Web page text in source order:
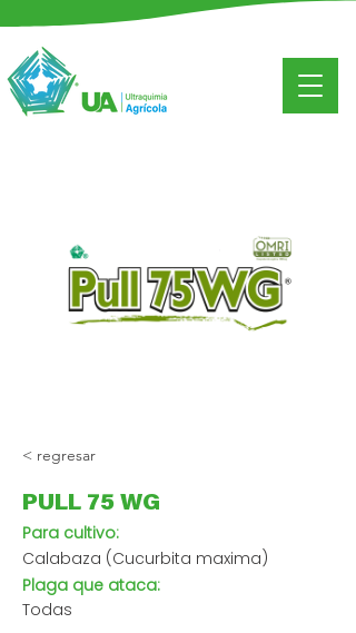
< regresar
PULL 75 WG
Para cultivo:
Calabaza (Cucurbita maxima)
Plaga que ataca:
Todas